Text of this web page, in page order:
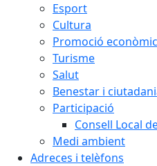
Esport
Cultura
Promoció
Turisme
Salut
Benestar i
Participació
Consell Local
Medi ambient
Adreces i telèfons